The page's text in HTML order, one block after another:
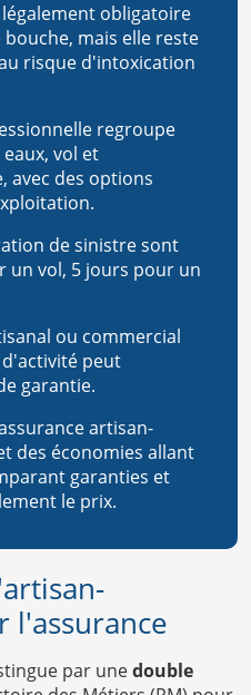
légalement obligatoire
mais elle reste
risque d'intoxication
regroupe
vol et
avec des options
de sinistre sont
un vol, 5 jours pour un
ou commercial
peut
garantie.
artisan-
des économies allant
garanties et
le prix.
l'assurance
par unedouble